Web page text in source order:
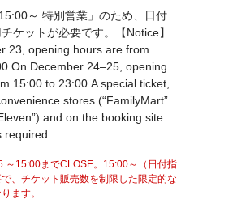
～ 特別営業」のため、日付
ケットが必要です。【Notice】
23, opening hours are from
December 24–25, opening
15:00 to 23:00.A special ticket,
stores (“FamilyMart”
and on the booking site
required.
～15:00までCLOSE。15:00～（日付指
、チケット販売数を制限した限定的な
ます。